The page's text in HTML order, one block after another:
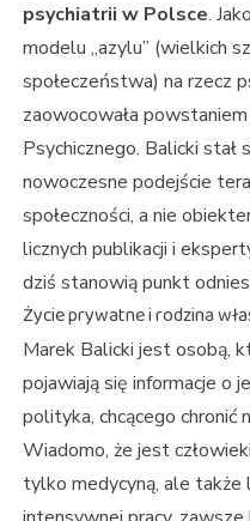
psychiatrii w Polsce.
modelu „azylu” (wielkich
społeczeństwa) na rzecz
zaowocowała
Psychicznego. Balicki stał
nowoczesne podejście
społeczności, a nie
licznych publikacji i
dziś stanowią punkt
Życie prywatne i rodzina
Marek Balicki jest osobą,
pojawiają się informacje o
polityka, chcącego chronić
Wiadomo, że jest
tylko medycyną, ale także